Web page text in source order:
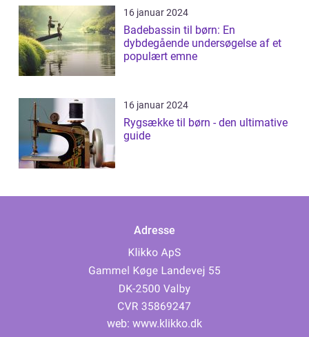
16 januar 2024
Badebassin til børn: En
dybdegående undersøgelse af et
populært emne
16 januar 2024
Rygsække til børn - den ultimative
guide
Adresse
web: www.klikko.dk